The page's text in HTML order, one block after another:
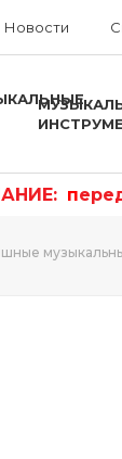
Новости
п